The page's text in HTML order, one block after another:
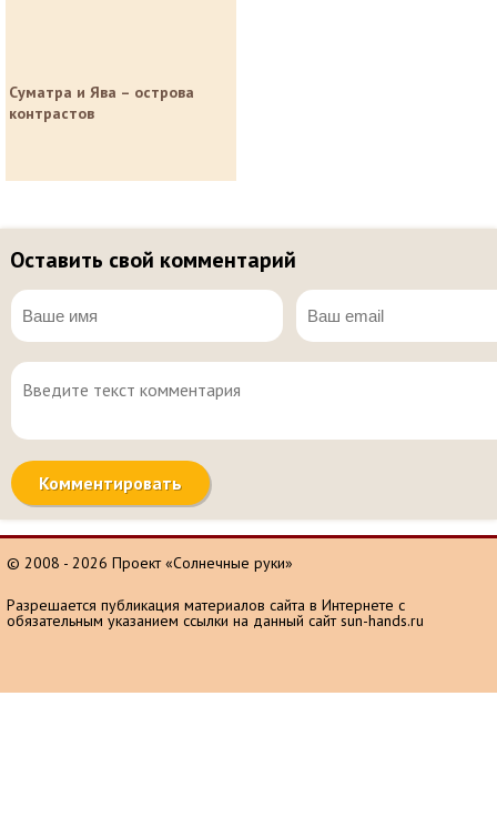
Суматра и Ява – острова
контрастов
Оставить свой комментарий
© 2008 - 2026 Проект «Солнечные руки»
Разрешается публикация материалов сайта в Интернете с
обязательным указанием ссылки на данный сайт sun-hands.ru